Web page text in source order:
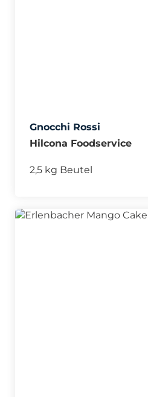
Gnocchi Rossi
Hilcona Foodservice
2,5 kg Beutel